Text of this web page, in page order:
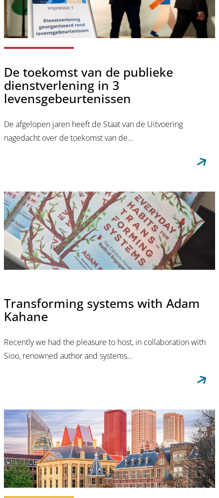
De toekomst van de publieke
dienstverlening in 3
levensgebeurtenissen
De afgelopen jaren heeft de Staat van de Uitvoering
nagedacht over de toekomst van de…
Transforming systems with Adam
Kahane
Recently we had the pleasure to host, in collaboration with
Sioo, renowned author and systems…